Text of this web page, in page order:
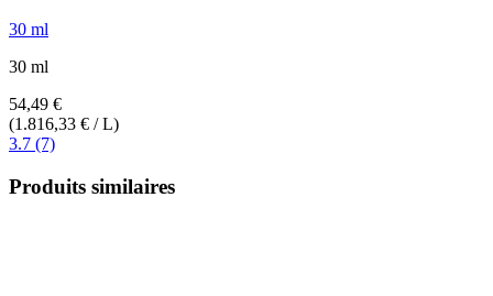
30 ml
30 ml
54,49 €
(1.816,33 € / L)
3.7 (7)
Produits similaires